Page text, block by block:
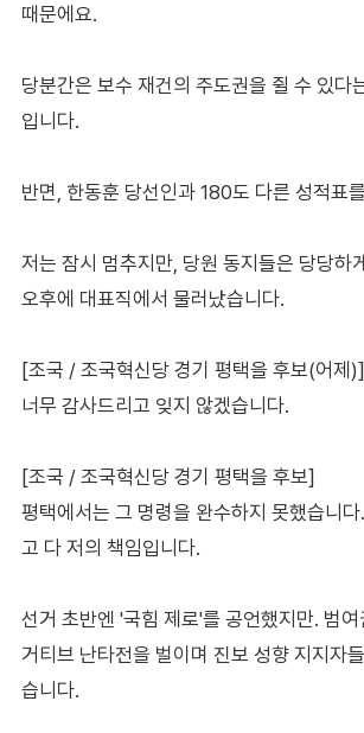
때문에요.
당분간은 보수 재건의 주도권을 쥘 수 있다
입니다.
반면, 한동훈 당선인과 180도 다른 성적표
저는 잠시 멈추지만, 당원 동지들은 당당하
오후에 대표직에서 물러났습니다.
[조국 / 조국혁신당 경기 평택을 후보(어제)]
너무 감사드리고 잊지 않겠습니다.
[조국 / 조국혁신당 경기 평택을 후보]
평택에서는 그 명령을 완수하지 못했습니
고 다 저의 책임입니다.
선거 초반엔 '국힘 제로'를 공언했지만. 범
거티브 난타전을 벌이며 진보 성향 지지자
습니다.